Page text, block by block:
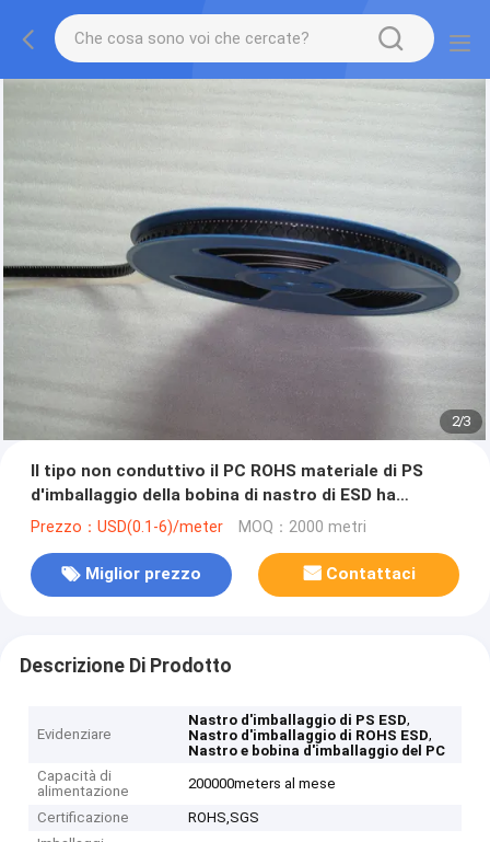
2/3
Il tipo non conduttivo il PC ROHS materiale di PS
d'imballaggio della bobina di nastro di ESD ha
approvato
Prezzo：USD(0.1-6)/meter MOQ：2000 metri
Miglior prezzo Contattaci
Descrizione Di Prodotto
Evidenziare
Nastro d'imballaggio di PS ESD,
Nastro d'imballaggio di ROHS ESD,
Nastro e bobina d'imballaggio del PC
Capacità di
alimentazione
200000meters al mese
Certificazione
ROHS,SGS